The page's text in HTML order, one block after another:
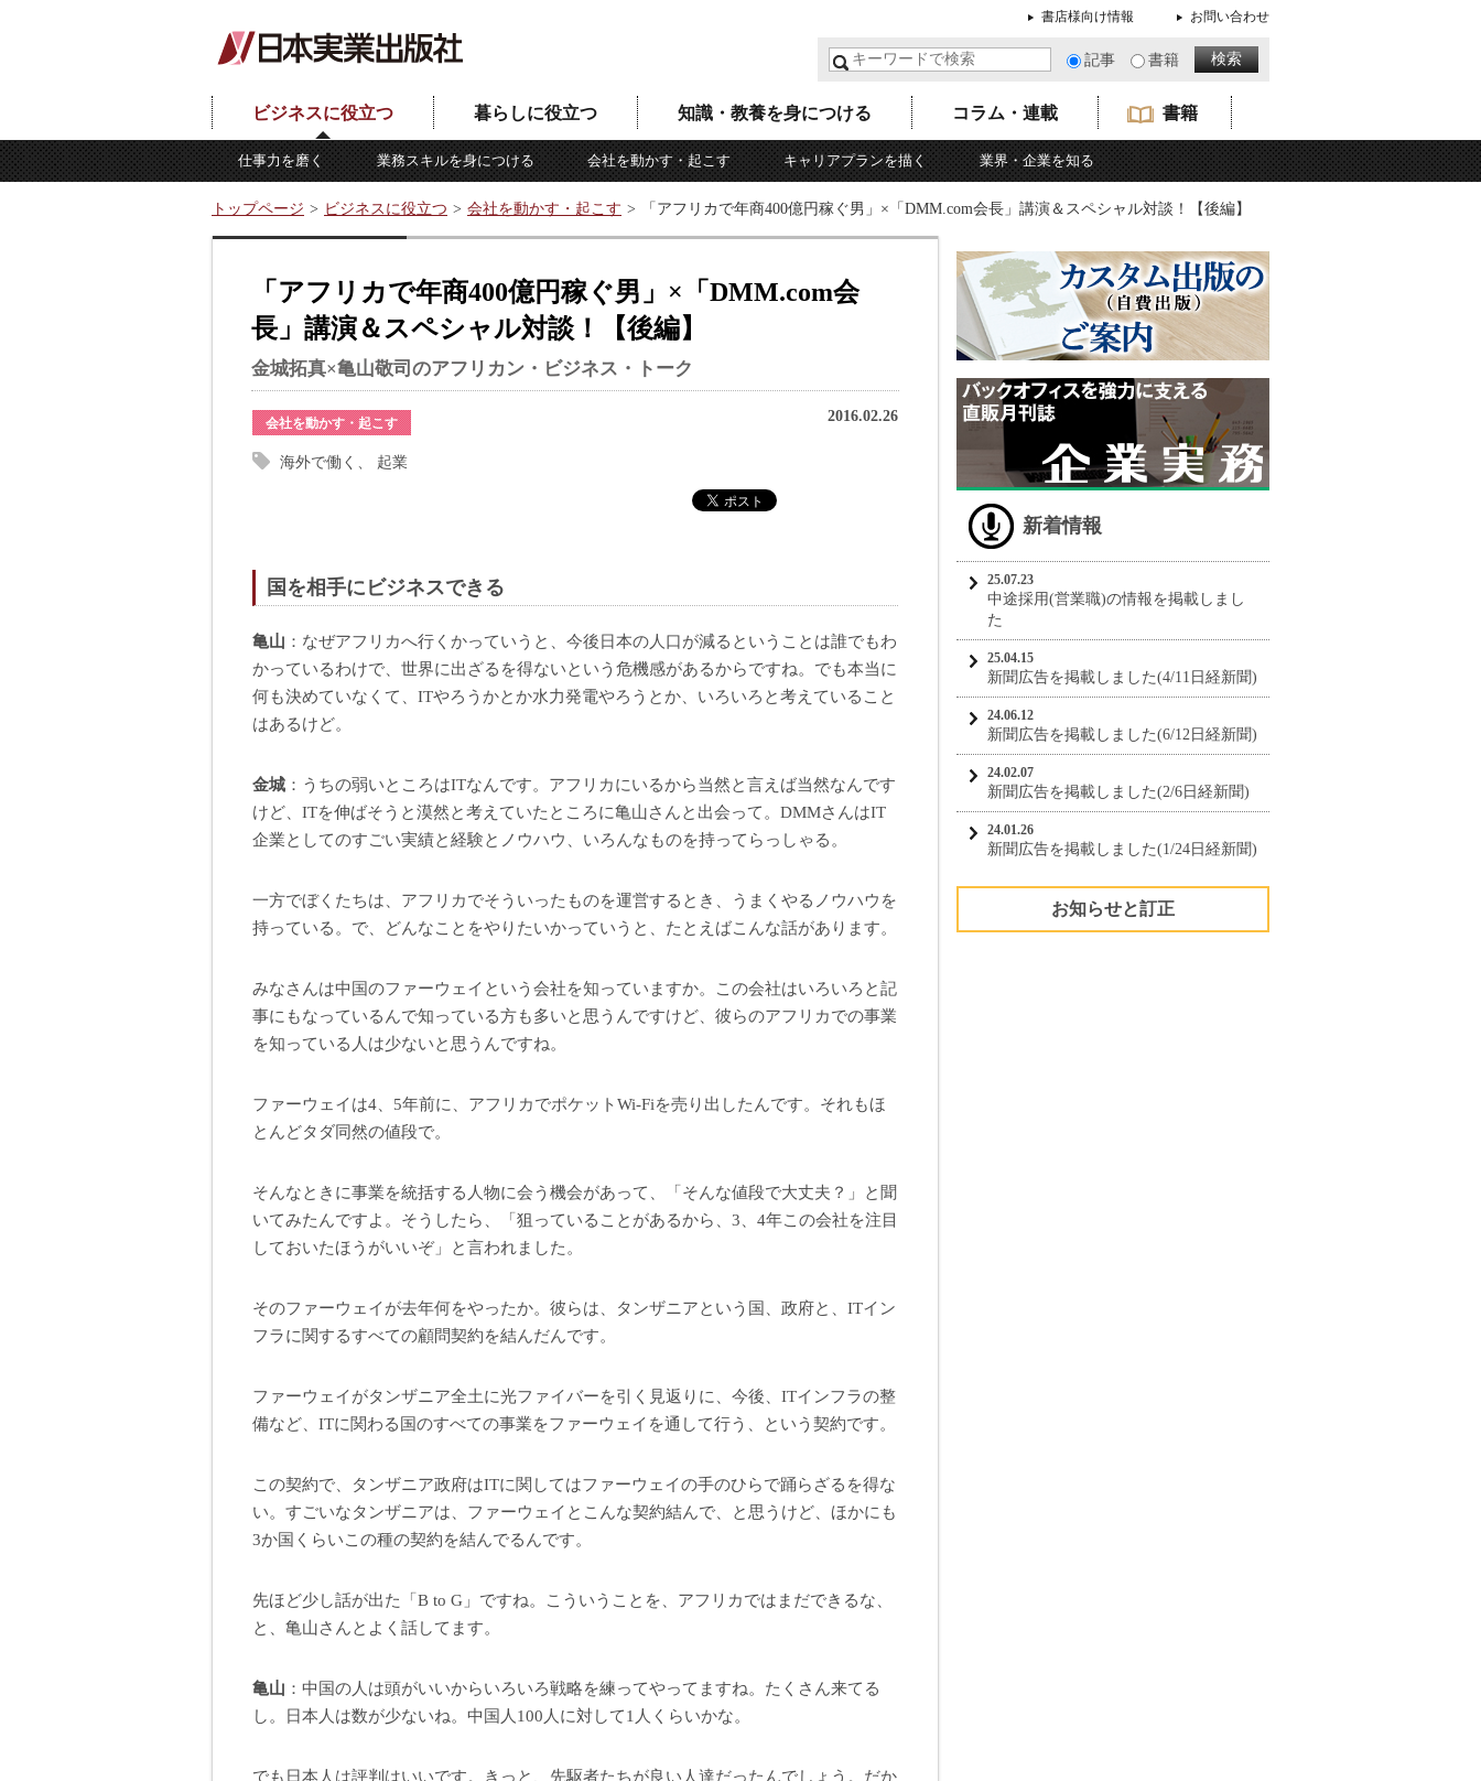
書店様向け情報 お問い合わせ
記事 書籍
ビジネスに役立つ
仕事力を磨く 業務スキルを身につける 会社を動かす・起こす キャリアプランを描く 業界・企業を知る
暮らしに役立つ 知識・教養を身につける コラム・連載 書籍
トップページ ビジネスに役立つ 会社を動かす・起こす 「アフリカで年商400億円稼ぐ男」×「DMM.com会長」講演＆スペシャル対談！【後編】
「アフリカで年商400億円稼ぐ男」×「DMM.com会
長」講演＆スペシャル対談！【後編】
金城拓真×亀山敬司のアフリカン・ビジネス・トーク
会社を動かす・起こす
海外で働く 起業
2016.02.26
国を相手にビジネスできる
亀山 ：なぜアフリカへ行くかっていうと、今後日本の人口が減るということは誰でもわ
かっているわけで、世界に出ざるを得ないという危機感があるからですね。でも本当に
何も決めていなくて、ITやろうかとか水力発電やろうとか、いろいろと考えていること
はあるけど。
金城 ：うちの弱いところはITなんです。アフリカにいるから当然と言えば当然なんです
けど、ITを伸ばそうと漠然と考えていたところに亀山さんと出会って。DMMさんはIT
企業としてのすごい実績と経験とノウハウ、いろんなものを持ってらっしゃる。
一方でぼくたちは、アフリカでそういったものを運営するとき、うまくやるノウハウを
持っている。で、どんなことをやりたいかっていうと、たとえばこんな話があります。
みなさんは中国のファーウェイという会社を知っていますか。この会社はいろいろと記
事にもなっているんで知っている方も多いと思うんですけど、彼らのアフリカでの事業
を知っている人は少ないと思うんですね。
ファーウェイは4、5年前に、アフリカでポケットWi-Fiを売り出したんです。それもほ
とんどタダ同然の値段で。
そんなときに事業を統括する人物に会う機会があって、「そんな値段で大丈夫？」と聞
いてみたんですよ。そうしたら、「狙っていることがあるから、3、4年この会社を注目
しておいたほうがいいぞ」と言われました。
そのファーウェイが去年何をやったか。彼らは、タンザニアという国、政府と、ITイン
フラに関するすべての顧問契約を結んだんです。
ファーウェイがタンザニア全土に光ファイバーを引く見返りに、今後、ITインフラの整
備など、ITに関わる国のすべての事業をファーウェイを通して行う、という契約です。
この契約で、タンザニア政府はITに関してはファーウェイの手のひらで踊らざるを得な
い。すごいなタンザニアは、ファーウェイとこんな契約結んで、と思うけど、ほかにも
3か国くらいこの種の契約を結んでるんです。
先ほど少し話が出た「B to G」ですね。こういうことを、アフリカではまだできるな、
と、亀山さんとよく話してます。
亀山 ：中国の人は頭がいいからいろいろ戦略を練ってやってますね。たくさん来てる
し。日本人は数が少ないね。中国人100人に対して1人くらいかな。
でも日本人は評判はいいです。きっと、先駆者たちが良い人達だったんでしょう。だか
新着情報
25.07.23
中途採用(営業職)の情報を掲載しまし
た
25.04.15
新聞広告を掲載しました(4/11日経新聞)
24.06.12
新聞広告を掲載しました(6/12日経新聞)
24.02.07
新聞広告を掲載しました(2/6日経新聞)
24.01.26
新聞広告を掲載しました(1/24日経新聞)
お知らせと訂正